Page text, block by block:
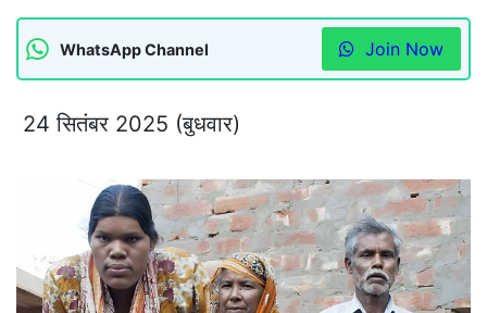
WhatsApp Channel Join Now
24 सितंबर 2025 (बुधवार)